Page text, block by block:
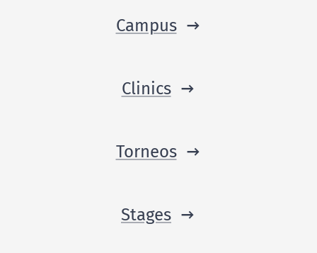
Campus
Clinics
Torneos
Stages